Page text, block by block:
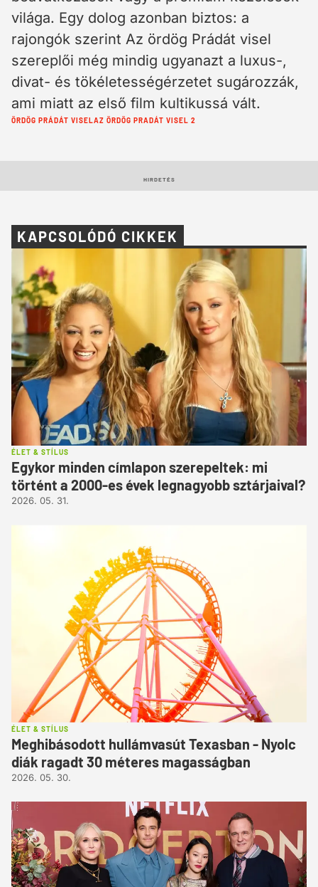
világa. Egy dolog azonban biztos: a
rajongók szerint Az ördög Prádát visel
szereplői még mindig ugyanazt a luxus-,
divat- és tökéletességérzetet sugározzák,
ami miatt az első film kultikussá vált.
Cimkék:
ÖRDÖG PRÁDÁT VISELAZ ÖRDÖG PRADÁT VISEL 2
HIRDETÉS
KAPCSOLÓDÓ CIKKEK
ÉLET & STÍLUS
Egykor minden címlapon szerepeltek: mi
történt a 2000-es évek legnagyobb sztárjaival?
2026. 05. 31.
ÉLET & STÍLUS
Meghibásodott hullámvasút Texasban - Nyolc
diák ragadt 30 méteres magasságban
2026. 05. 30.